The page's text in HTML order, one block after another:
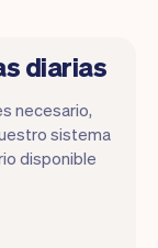
diarias
necesario,
sistema
disponible